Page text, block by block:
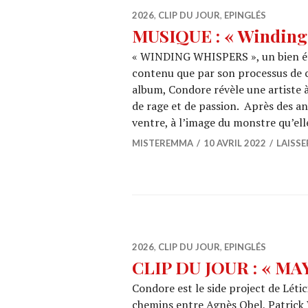
2026, CLIP DU JOUR, EPINGLÉS
MUSIQUE : «
« WINDING WHISPERS », un
contenu que par son processus
album, Condore révèle une artiste
de rage et de passion. Après des
ventre, à l’image du monstre
MISTEREMMA 10 AVRIL 2022
2026, CLIP DU JOUR, EPINGLÉS
CLIP DU JOUR : «
Condore est le side project de
chemins entre Agnès Obel,